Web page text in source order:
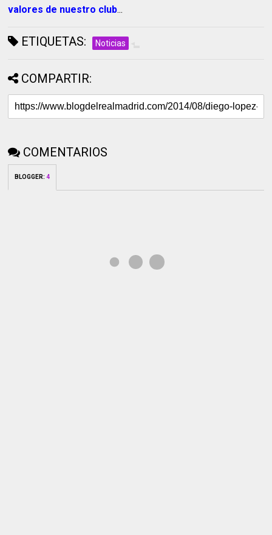
valores de nuestro club...
ETIQUETAS: Noticias
COMPARTIR:
COMENTARIOS
BLOGGER:4